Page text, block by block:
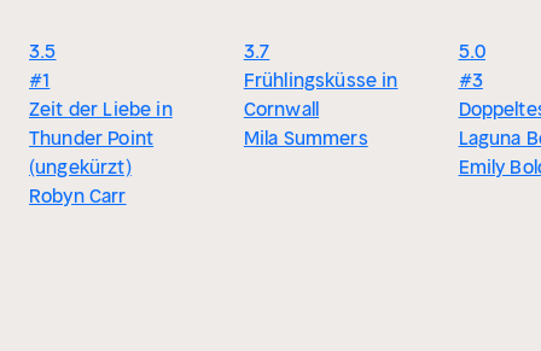
3.5
#1
Zeit der Liebe in
Thunder Point
(ungekürzt)
Robyn Carr
3.7
Frühlingsküsse in
Cornwall
Mila Summers
5.0
#3
Laguna
Emily